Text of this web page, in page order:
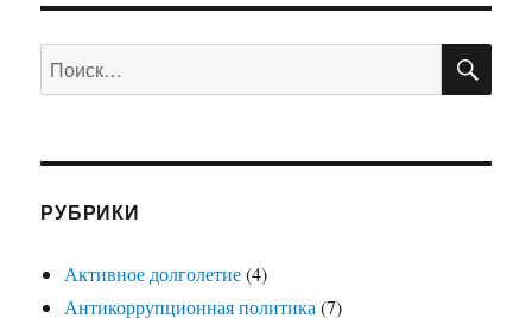
Искать:
РУБРИКИ
Активное долголетие(4)
Антикоррупционная политика(7)